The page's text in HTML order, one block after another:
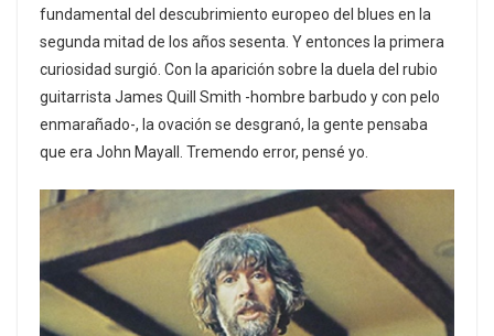
fundamental del descubrimiento europeo del blues en la
segunda mitad de los años sesenta. Y entonces la primera
curiosidad surgió. Con la aparición sobre la duela del rubio
guitarrista James Quill Smith -hombre barbudo y con pelo
enmarañado-, la ovación se desgranó, la gente pensaba
que era John Mayall. Tremendo error, pensé yo.